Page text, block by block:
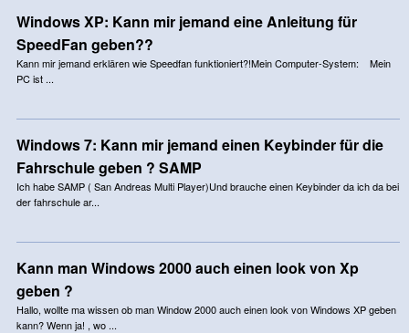
Windows XP: Kann mir jemand eine Anleitung für
SpeedFan geben??
Kann mir jemand erklären wie Speedfan funktioniert?!Mein Computer-System: Mein
PC ist ...
Windows 7: Kann mir jemand einen Keybinder für die
Fahrschule geben ? SAMP
Ich habe SAMP ( San Andreas Multi Player)Und brauche einen Keybinder da ich da bei
der fahrschule ar...
Kann man Windows 2000 auch einen look von Xp
geben ?
Hallo, wollte ma wissen ob man Window 2000 auch einen look von Windows XP geben
kann? Wenn ja! , wo ...